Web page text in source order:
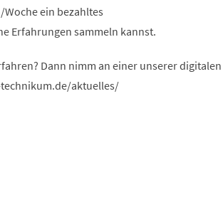
ein bezahltes
Erfahrungen sammeln kannst.
Dann nimm an einer unserer digitalen
aktuelles/